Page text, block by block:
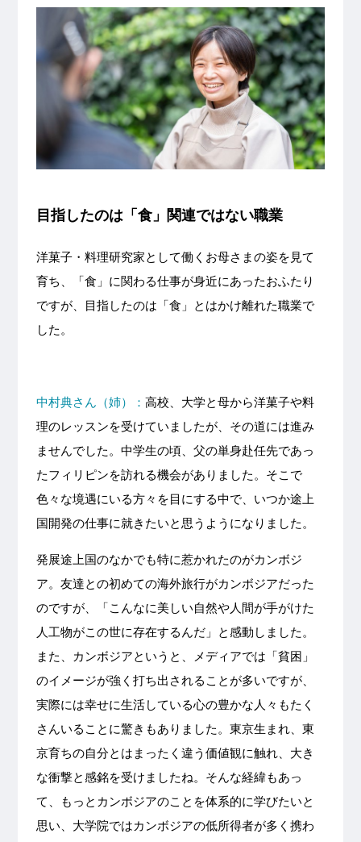
目指したのは「食」関連ではない職業
洋菓子・料理研究家として働くお母さまの姿を見て
育ち、「食」に関わる仕事が身近にあったおふたり
ですが、目指したのは「食」とはかけ離れた職業で
した。
中村典さん（姉）： 高校、大学と母から洋菓子や料
理のレッスンを受けていましたが、その道には進み
ませんでした。中学生の頃、父の単身赴任先であっ
たフィリピンを訪れる機会がありました。そこで
色々な境遇にいる方々を目にする中で、いつか途上
国開発の仕事に就きたいと思うようになりました。
発展途上国のなかでも特に惹かれたのがカンボジ
ア。友達との初めての海外旅行がカンボジアだった
のですが、「こんなに美しい自然や人間が手がけた
人工物がこの世に存在するんだ」と感動しました。
また、カンボジアというと、メディアでは「貧困」
のイメージが強く打ち出されることが多いですが、
実際には幸せに生活している心の豊かな人々もたく
さんいることに驚きもありました。東京生まれ、東
京育ちの自分とはまったく違う価値観に触れ、大き
な衝撃と感銘を受けましたね。そんな経緯もあっ
て、もっとカンボジアのことを体系的に学びたいと
思い、大学院ではカンボジアの低所得者が多く携わ